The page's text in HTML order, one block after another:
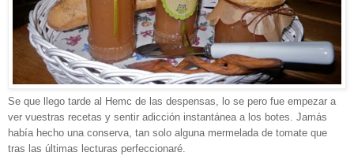
Se que llego tarde al Hemc de las despensas, lo se pero fue empezar a
ver vuestras recetas y sentir adicción instantánea a los botes. Jamás
había hecho una conserva, tan solo alguna mermelada de tomate que
tras las últimas lecturas perfeccionaré.